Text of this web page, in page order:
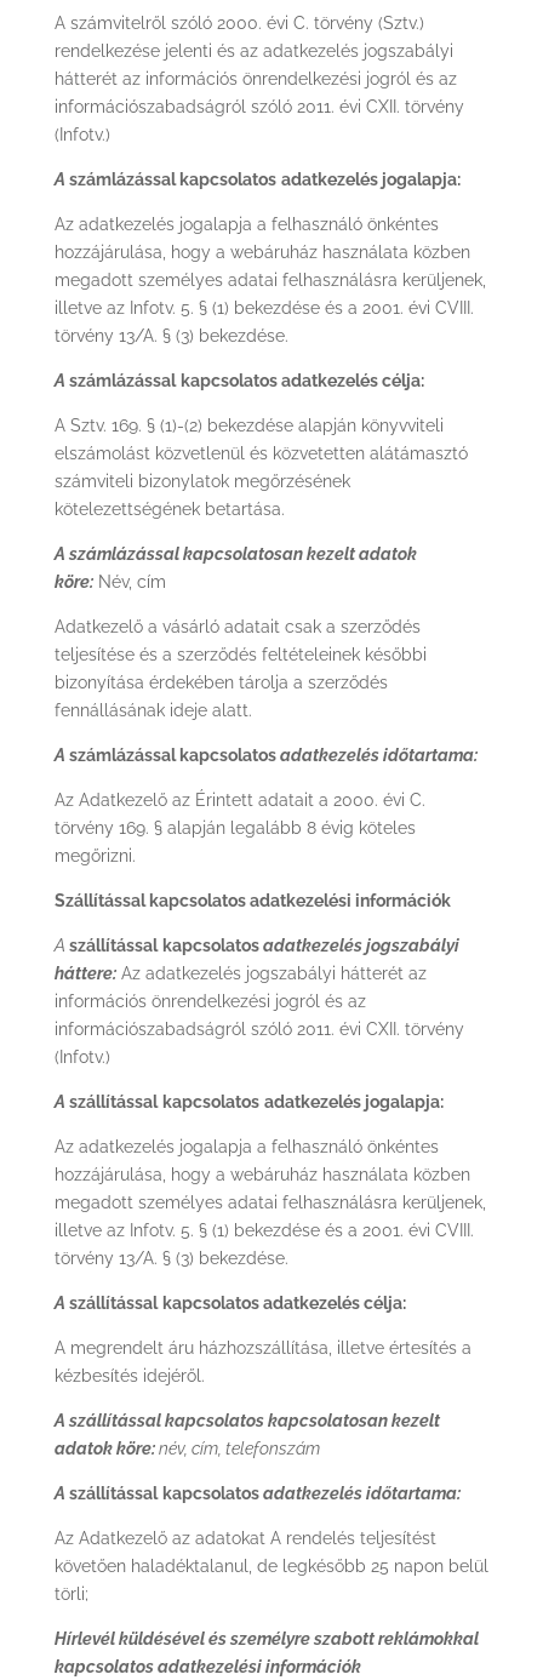
A számvitelről szóló 2000. évi C. törvény (Sztv.)
rendelkezése jelenti és az adatkezelés jogszabályi
hátterét az információs önrendelkezési jogról és az
információszabadságról szóló 2011. évi CXII. törvény
(Infotv.)
A számlázással kapcsolatos adatkezelés jogalapja:
Az adatkezelés jogalapja a felhasználó önkéntes
hozzájárulása, hogy a webáruház használata közben
megadott személyes adatai felhasználásra kerüljenek,
illetve az Infotv. 5. § (1) bekezdése és a 2001. évi CVIII.
törvény 13/A. § (3) bekezdése.
A számlázással kapcsolatos adatkezelés célja:
A Sztv. 169. § (1)-(2) bekezdése alapján könyvviteli
elszámolást közvetlenül és közvetetten alátámasztó
számviteli bizonylatok megőrzésének
kötelezettségének betartása.
A számlázással kapcsolatosan kezelt adatok
köre:Név, cím
Adatkezelő a vásárló adatait csak a szerződés
teljesítése és a szerződés feltételeinek későbbi
bizonyítása érdekében tárolja a szerződés
fennállásának ideje alatt.
A számlázással kapcsolatosadatkezelés időtartama:
Az Adatkezelő az Érintett adatait a 2000. évi C.
törvény 169. § alapján legalább 8 évig köteles
megőrizni.
Szállítással kapcsolatos adatkezelési információk
A szállítással kapcsolatosadatkezelés jogszabályi
háttere:Az adatkezelés jogszabályi hátterét az
információs önrendelkezési jogról és az
információszabadságról szóló 2011. évi CXII. törvény
(Infotv.)
A szállítással kapcsolatos adatkezelés jogalapja:
Az adatkezelés jogalapja a felhasználó önkéntes
hozzájárulása, hogy a webáruház használata közben
megadott személyes adatai felhasználásra kerüljenek,
illetve az Infotv. 5. § (1) bekezdése és a 2001. évi CVIII.
törvény 13/A. § (3) bekezdése.
A szállítással kapcsolatos adatkezelés célja:
A megrendelt áru házhozszállítása, illetve értesítés a
kézbesítés idejéről.
A szállítással kapcsolatos kapcsolatosan kezelt
adatok köre:név, cím, telefonszám
A szállítással kapcsolatosadatkezelés időtartama:
Az Adatkezelő az adatokat A rendelés teljesítést
követően haladéktalanul, de legkésőbb 25 napon belül
törli;
Hírlevél küldésével és személyre szabott reklámokkal
kapcsolatos adatkezelési információk